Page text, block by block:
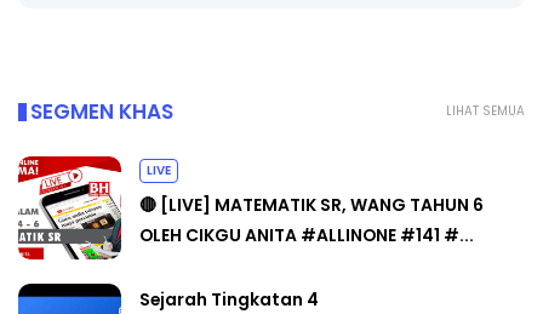
LIHAT SEMUA
SEGMEN KHAS
LIVE
🔴 [LIVE] MATEMATIK SR, WANG TAHUN 6
OLEH CIKGU ANITA #ALLINONE #141 #...
Sejarah Tingkatan 4